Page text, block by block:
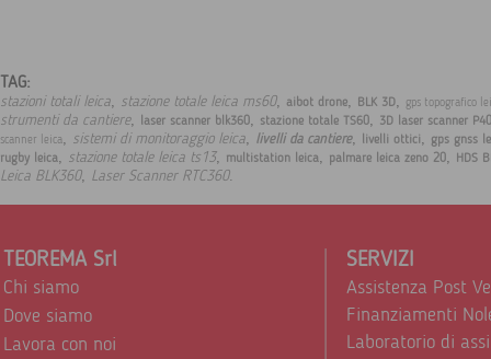
TAG:
stazioni totali leica, stazione totale leica ms60, aibot drone, BLK 3D, gps topografico
strumenti da cantiere, laser scanner blk360, stazione totale TS60, 3D laser scanner P40
scanner leica, sistemi di monitoraggio leica, livelli da cantiere, livelli ottici, gps gnss
rugby leica, stazione totale leica ts13, multistation leica, palmare leica zeno 20, HDS
Leica BLK360, Laser Scanner RTC360.
TEOREMA Srl
Chi siamo
Dove siamo
Lavora con noi
SERVIZI
Assistenza Post
Finanziamenti
Laboratorio di